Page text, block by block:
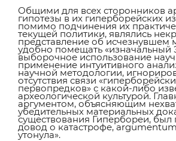
Общими для всех сторонников
гипотезы в их гиперборейских
помимо подчинения их
текущей политики, являлись
представление об исчезнувшем
удобно помещать «изначальный
выборочное использование
применение интуитивного
научной методологии,
отсутствия связи
первопредков» с какой-либо
археологической культурой.
аргументом, объясняющим
убедительных материальных
существования Гипербореи, был
довод о катастрофе,
утонула».